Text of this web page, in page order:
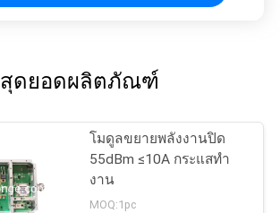
สุดยอดผลิตภัณฑ์
โมดูลขยายพลังงานปิด
55dBm ≤10A กระแสทํา
งาน
MOQ:1pc